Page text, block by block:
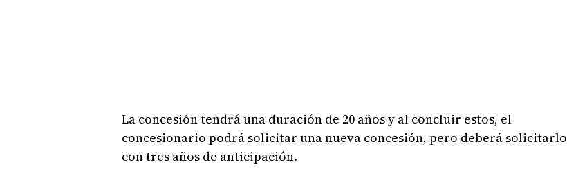
La concesión tendrá una duración de 20 años y al concluir estos, el
concesionario podrá solicitar una nueva concesión, pero deberá solicitarlo
con tres años de anticipación.